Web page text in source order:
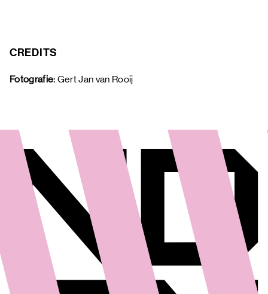
CREDITS
Fotografie: Gert Jan van Rooij